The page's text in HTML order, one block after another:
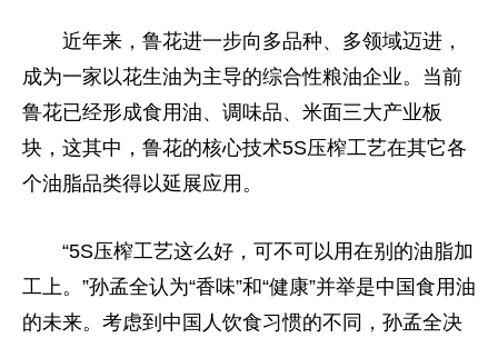
近年来，鲁花进一步向多品种、多领域迈进，
成为一家以花生油为主导的综合性粮油企业。当前
鲁花已经形成食用油、调味品、米面三大产业板
块，这其中，鲁花的核心技术5S压榨工艺在其它各
个油脂品类得以延展应用。
“5S压榨工艺这么好，可不可以用在别的油脂加
工上。”孙孟全认为“香味”和“健康”并举是中国食用油
的未来。考虑到中国人饮食习惯的不同，孙孟全决